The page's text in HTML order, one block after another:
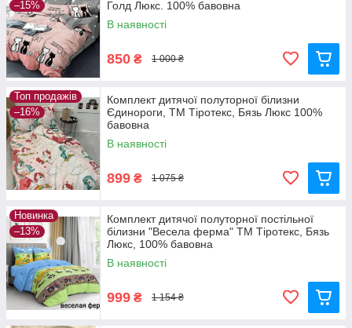
–15%
Голд Люкс. 100% бавовна
В наявності
850 ₴ 1 000 ₴
Топ продажів
–16%
Комплект дитячої полуторної білизни
Єдинороги, ТМ Тіротекс, Бязь Люкс 100%
бавовна
В наявності
899 ₴ 1 075 ₴
Новинка
–13%
Комплект дитячої полуторної постільної
білизни "Весела ферма" ТМ Тіротекс, Бязь
Люкс, 100% бавовна
В наявності
999 ₴ 1 154 ₴